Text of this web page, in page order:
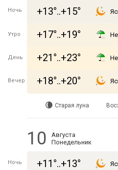
Ночь +13°..+15°
Утро +17°..+19°
День +21°..+23°
Вечер +18°..+20°
Старая луна
10
Августа
Понедельник
Ночь +11°..+13°